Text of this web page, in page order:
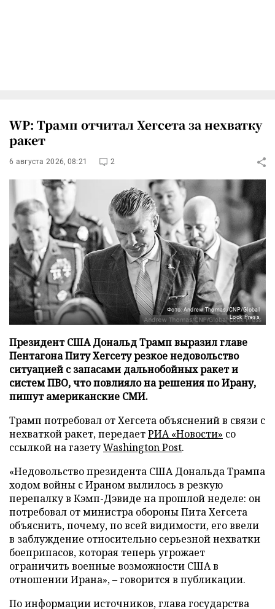
WP: Трамп отчитал Хегсета за нехватку
ракет
6 августа 2026, 08:21 2
Фото: Andrew Thomas/CNP/Global
Look Press
Президент США Дональд Трамп выразил главе
Пентагона Питу Хегсету резкое недовольство
ситуацией с запасами дальнобойных ракет и
систем ПВО, что повлияло на решения по Ирану,
пишут американские СМИ.
Трамп потребовал от Хегсета объяснений в связи с
нехваткой ракет, передаетРИА «Новости» со
ссылкой на газетуWashington Post.
«Недовольство президента США Дональда Трампа
ходом войны с Ираном вылилось в резкую
перепалку в Кэмп-Дэвиде на прошлой неделе: он
потребовал от министра обороны Пита Хегсета
объяснить, почему, по всей видимости, его ввели
в заблуждение относительно серьезной нехватки
боеприпасов, которая теперь угрожает
ограничить военные возможности США в
отношении Ирана», – говорится в публикации.
По информации источников, глава государства